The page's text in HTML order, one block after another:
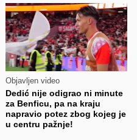
Objavljen video
Dedić nije odigrao ni minute
za Benficu, pa na kraju
napravio potez zbog kojeg je
u centru pažnje!